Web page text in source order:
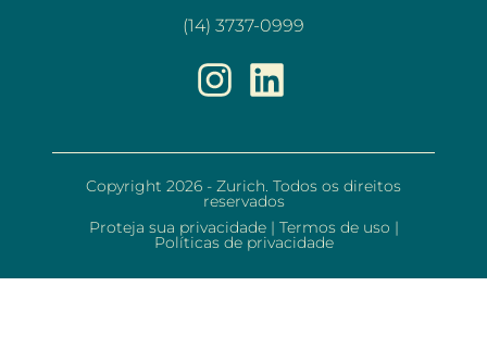
(14) 3737-0999
Copyright 2026 - Zurich. Todos os direitos
reservados
Proteja sua privacidade | Termos de uso |
Políticas de privacidade